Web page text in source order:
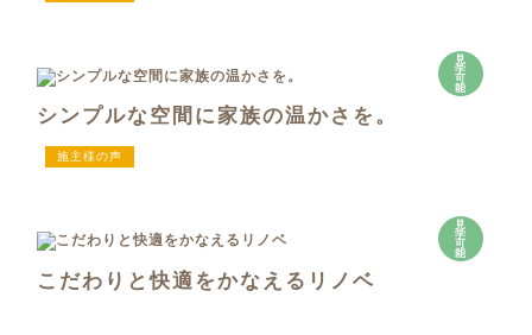
見
学
可
能
シンプルな空間に家族の温かさを。
施主様の声
見
学
可
能
こだわりと快適をかなえるリノベ